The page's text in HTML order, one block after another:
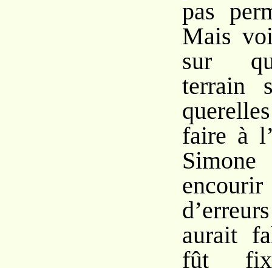
pas
Mais
sur
terrain
faire à
aurait
fût